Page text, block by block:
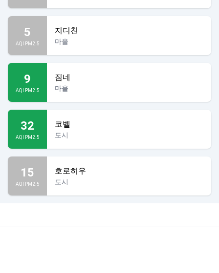
5
AQI PM2.5
지디친
마을
9
AQI PM2.5
짐네
마을
32
AQI PM2.5
코벨
도시
15
AQI PM2.5
호로히우
도시